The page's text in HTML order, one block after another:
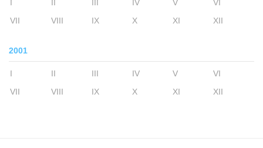
I II III IV V
VI
VII
VIII IX X XI XII
2001
I II III IV V
VI
VII
VIII IX X XI XII